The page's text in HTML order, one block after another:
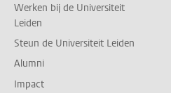
Werken bij de Universiteit
Leiden
Steun de Universiteit Leiden
Alumni
Impact